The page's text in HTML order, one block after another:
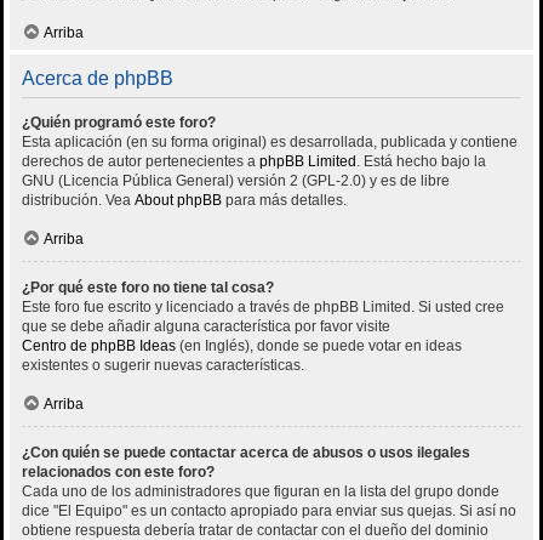
Arriba
Acerca de phpBB
¿Quién programó este foro?
Esta aplicación (en su forma original) es desarrollada, publicada y contiene
derechos de autor pertenecientes a phpBB Limited . Está hecho bajo la
GNU (Licencia Pública General) versión 2 (GPL-2.0) y es de libre
distribución. Vea About phpBB para más detalles.
Arriba
¿Por qué este foro no tiene tal cosa?
Este foro fue escrito y licenciado a través de phpBB Limited. Si usted cree
que se debe añadir alguna característica por favor visite
Centro de phpBB Ideas (en Inglés), donde se puede votar en ideas
existentes o sugerir nuevas características.
Arriba
¿Con quién se puede contactar acerca de abusos o usos ilegales
relacionados con este foro?
Cada uno de los administradores que figuran en la lista del grupo donde
dice "El Equipo" es un contacto apropiado para enviar sus quejas. Si así no
obtiene respuesta debería tratar de contactar con el dueño del dominio